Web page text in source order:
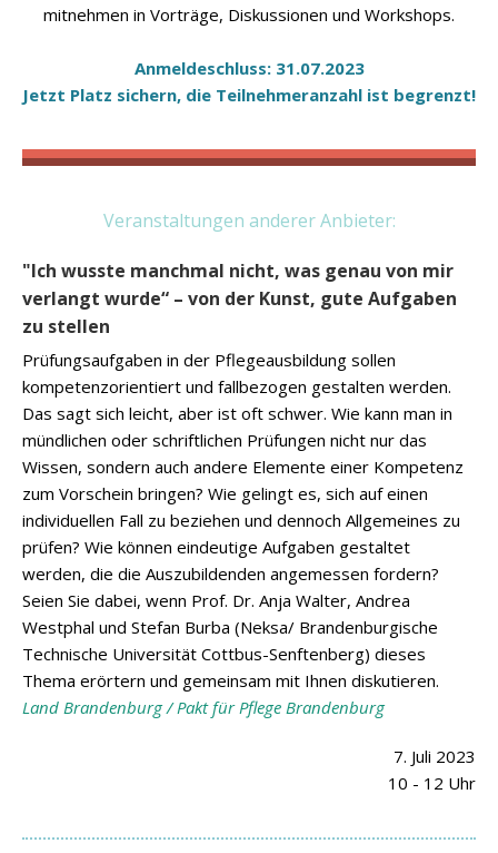
mitnehmen in Vorträge, Diskussionen und Workshops.
Anmeldeschluss: 31.07.2023
Jetzt Platz sichern, die Teilnehmeranzahl ist begrenzt!
Veranstaltungen anderer Anbieter:
"Ich wusste manchmal nicht, was genau von mir
verlangt wurde“ – von der Kunst, gute Aufgaben
zu stellen
Prüfungsaufgaben in der Pflegeausbildung sollen
kompetenzorientiert und fallbezogen gestalten werden.
Das sagt sich leicht, aber ist oft schwer. Wie kann man in
mündlichen oder schriftlichen Prüfungen nicht nur das
Wissen, sondern auch andere Elemente einer Kompetenz
zum Vorschein bringen? Wie gelingt es, sich auf einen
individuellen Fall zu beziehen und dennoch Allgemeines zu
prüfen? Wie können eindeutige Aufgaben gestaltet
werden, die die Auszubildenden angemessen fordern?
Seien Sie dabei, wenn Prof. Dr. Anja Walter, Andrea
Westphal und Stefan Burba (Neksa/ Brandenburgische
Technische Universität Cottbus-Senftenberg) dieses
Thema erörtern und gemeinsam mit Ihnen diskutieren.
Land Brandenburg / Pakt für Pflege Brandenburg
7. Juli 2023
10 - 12 Uhr